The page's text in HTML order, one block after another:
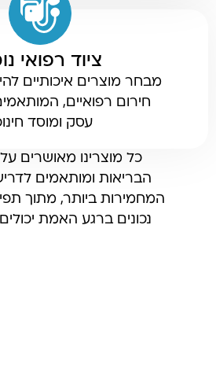
ציוד רפואי
מבחר מוצרים איכותיים
חירום רפואיים,
עסק ומוסד
כל מוצרינו מאושרים
הבריאות ומותאמים
המחמירות ביותר, מתוך
נכונים ברגע האמת